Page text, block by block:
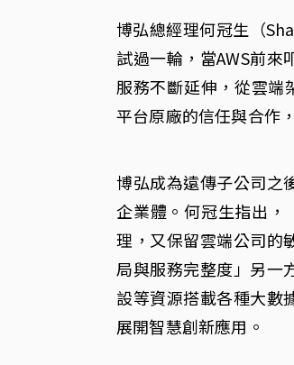
博弘總經理何冠生（
試過一輪，當AWS前
服務不斷延伸，從雲
平台原廠的信任與合作
博弘成為遠傳子公司之
企業體。何冠生指出，
理，又保留雲端公司的
局與服務完整度」另一
設等資源搭載各種大數
展開智慧創新應用。